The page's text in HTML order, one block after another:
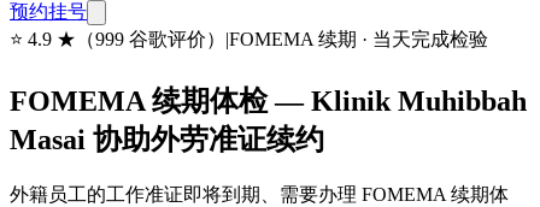
预约挂号
⭐ 4.9 ★（999 谷歌评价） |FOMEMA 续期 · 当天完成检验
FOMEMA 续期体检 — Klinik Muhibbah
Masai 协助外劳准证续约
外籍员工的工作准证即将到期、需要办理 FOMEMA 续期体